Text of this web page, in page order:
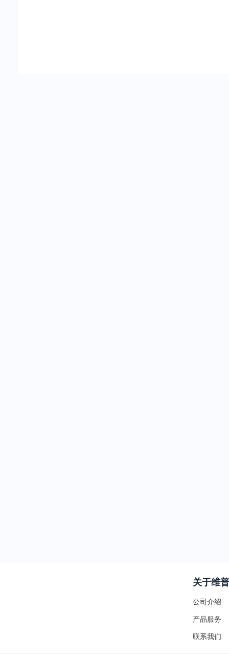
关于维普
公司介绍
产品服务
联系我们